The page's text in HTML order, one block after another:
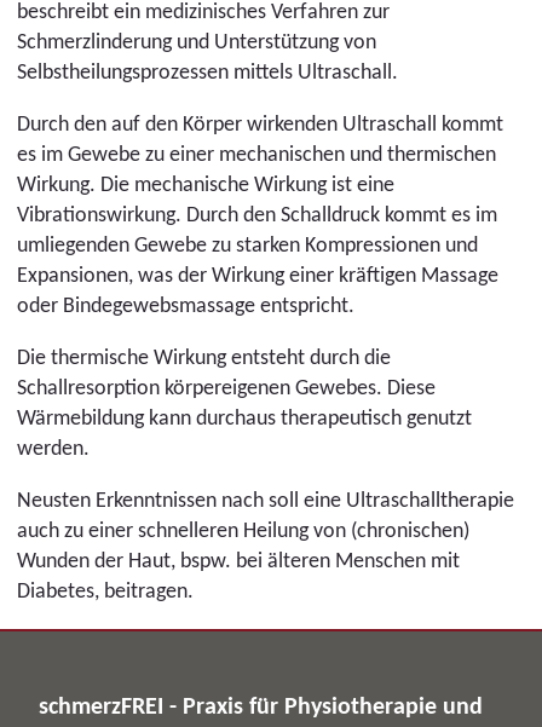
beschreibt ein medizinisches Verfahren zur
Schmerzlinderung und Unterstützung von
Selbstheilungsprozessen mittels Ultraschall.
Durch den auf den Körper wirkenden Ultraschall kommt
es im Gewebe zu einer mechanischen und thermischen
Wirkung. Die mechanische Wirkung ist eine
Vibrationswirkung. Durch den Schalldruck kommt es im
umliegenden Gewebe zu starken Kompressionen und
Expansionen, was der Wirkung einer kräftigen Massage
oder Bindegewebsmassage entspricht.
Die thermische Wirkung entsteht durch die
Schallresorption körpereigenen Gewebes. Diese
Wärmebildung kann durchaus therapeutisch genutzt
werden.
Neusten Erkenntnissen nach soll eine Ultraschalltherapie
auch zu einer schnelleren Heilung von (chronischen)
Wunden der Haut, bspw. bei älteren Menschen mit
Diabetes, beitragen.
schmerzFREI - Praxis für Physiotherapie und